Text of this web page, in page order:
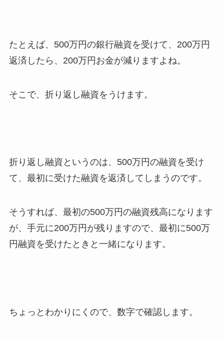
たとえば、500万円の銀行融資を受けて、200万円
返済したら、200万円お金が減りますよね。
そこで、折り返し融資をうけます。
折り返し融資というのは、500万円の融資を受け
て、最初に受けた融資を返済してしまうのです。
そうすれば、最初の500万円の融資残高になります
が、手元に200万円が残りますので、最初に500万
円融資を受けたときと一緒になります。
ちょっとわかりにくので、数字で確認します。